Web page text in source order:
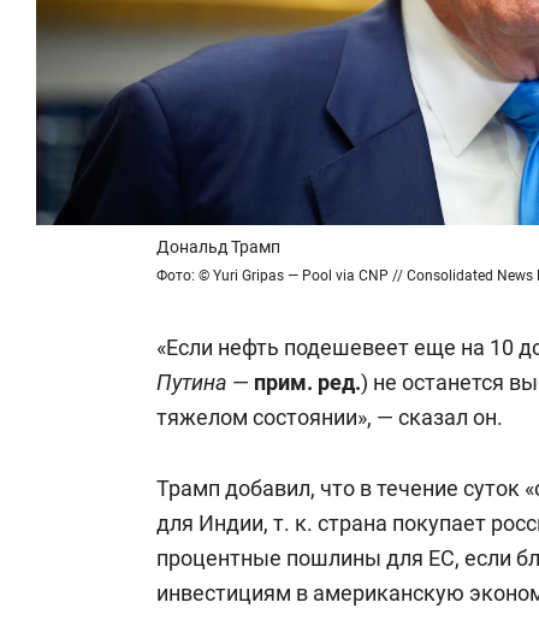
Дональд Трамп
Фото: © Yuri Gripas — Pool via CNP // Consolidated
«Если нефть подешевеет еще на 10
Путина — прим. ред.) не останется
тяжелом состоянии», — сказал он.
Трамп добавил, что в течение
для Индии, т. к. страна покупает
процентные пошлины для ЕС, если
инвестициям в американскую